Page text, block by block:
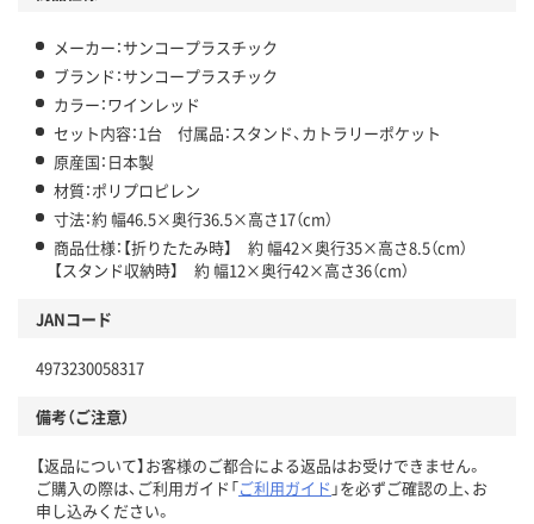
メーカー：サンコープラスチック
ブランド：サンコープラスチック
カラー：ワインレッド
セット内容：1台 付属品：スタンド、カトラリーポケット
原産国：日本製
材質：ポリプロピレン
寸法：約 幅46.5×奥行36.5×高さ17（cm）
商品仕様：【折りたたみ時】 約 幅42×奥行35×高さ8.5（cm）
【スタンド収納時】 約 幅12×奥行42×高さ36（cm）
JANコード
4973230058317
備考（ご注意）
【返品について】お客様のご都合による返品はお受けできません。
ご購入の際は、ご利用ガイド「ご利用ガイド 」を必ずご確認の上、お
申し込みください。